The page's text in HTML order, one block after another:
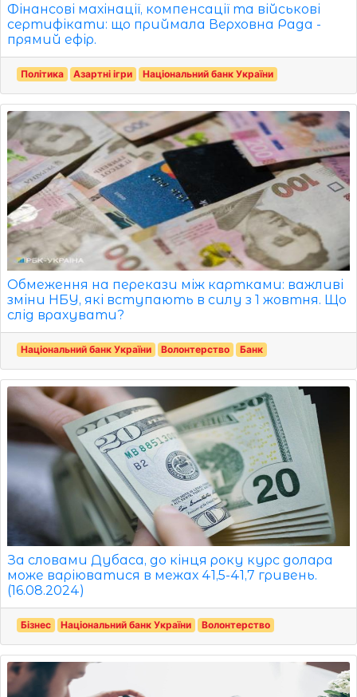
Фінансові махінації, компенсації та військові
сертифікати: що приймала Верховна Рада -
прямий ефір.
Політика Азартні ігри Національний банк України
Обмеження на перекази між картками: важливі
зміни НБУ, які вступають в силу з 1 жовтня. Що
слід врахувати?
Національний банк України Волонтерство Банк
За словами Дубаса, до кінця року курс долара
може варіюватися в межах 41,5-41,7 гривень.
(16.08.2024)
Бізнес Національний банк України Волонтерство